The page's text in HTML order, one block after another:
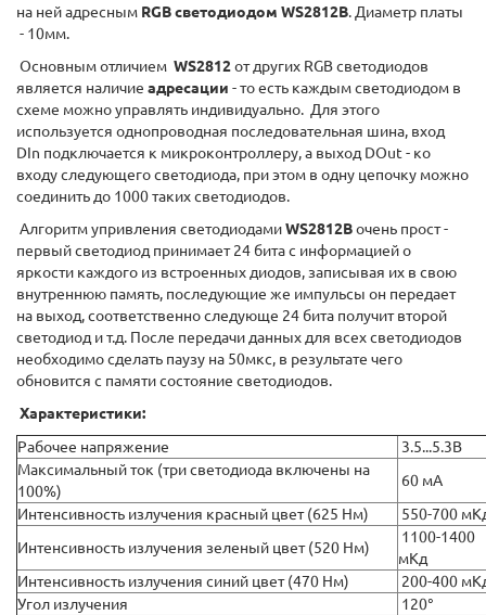
на ней адресным RGB светодиодом WS2812B. Диаметр платы
- 10мм.
Основным отличием WS2812от других RGB светодиодов
является наличие адресации - то есть каждым светодиодом в
схеме можно управлять индивидуально. Для этого
используется однопроводная последовательная шина, вход
DIn подключается к микроконтроллеру, а выход DOut - ко
входу следующего светодиода, при этом в одну цепочку можно
соединить до 1000 таких светодиодов.
Алгоритм упривления светодиодамиWS2812Bочень прост -
первый светодиод принимает 24 бита с информацией о
яркости каждого из встроенных диодов, записывая их в свою
внутреннюю память, последующие же импульсы он передает
на выход, соответственно следующе 24 бита получит второй
светодиод и т.д. После передачи данных для всех светодиодов
необходимо сделать паузу на 50мкс, в результате чего
обновится с памяти состояние светодиодов.
Характеристики:
Рабочее напряжение
3.5...5.3В
Максимальный ток (три светодиода включены на
100%)
60 мА
Интенсивность излучения красный цвет (625 Нм)
550-700
Интенсивность излучения зеленый цвет (520 Нм)
1100-1400
мКд
Интенсивность излучения синий цвет (470 Нм)
200-400
Угол излучения
120°